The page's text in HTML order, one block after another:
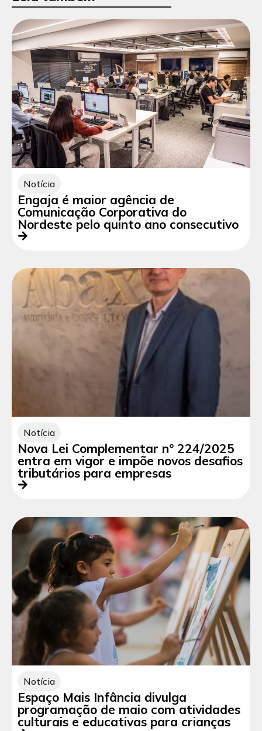
Notícia
Engaja é maior agência de
Comunicação Corporativa do
Nordeste pelo quinto ano consecutivo
Notícia
Nova Lei Complementar nº 224/2025
entra em vigor e impõe novos desafios
tributários para empresas
Notícia
Espaço Mais Infância divulga
programação de maio com atividades
culturais e educativas para crianças